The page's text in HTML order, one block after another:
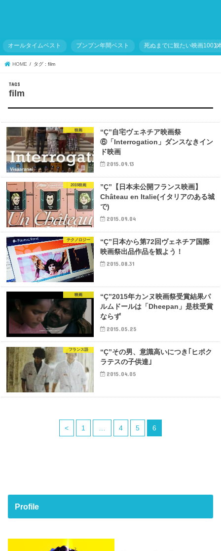
オールタイムベスト ブンブン年間ベスト 死ぬまでに観たい映画1001
HOME タグ : film
film
映画
“Ç”自宅ヴェネチア映画祭
⑥「Interrogation」ダンスなきイン
ド映画
2015.09.13
2015映画
”Ç”【日本未公開フランス映画】
Château en Italie(イタリアのある城
で)
2015.09.04
テクノロジー
“Ç”日本から第72回ヴェネチア国際
映画祭出品作品を観よう！
2015.08.31
映画
“Ç”2015年カンヌ映画祭受賞結果パ
ルムドールは「Dheepan」是枝受賞
ならず
2015.05.25
フランス語
“Ç”その男、意識高いにつき｢ヒポク
ラテスの子供達｣
2015.04.05
< 1 4 5 6
Profile